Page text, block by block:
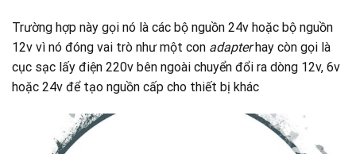
Trường hợp này gọi nó là các bộ nguồn 24v hoặc bộ nguồn
12v vì nó đóng vai trò như một con adapterhay còn gọi là
cục sạc lấy điện 220v bên ngoài chuyển đổi ra dòng 12v, 6v
hoặc 24v để tạo nguồn cấp cho thiết bị khác